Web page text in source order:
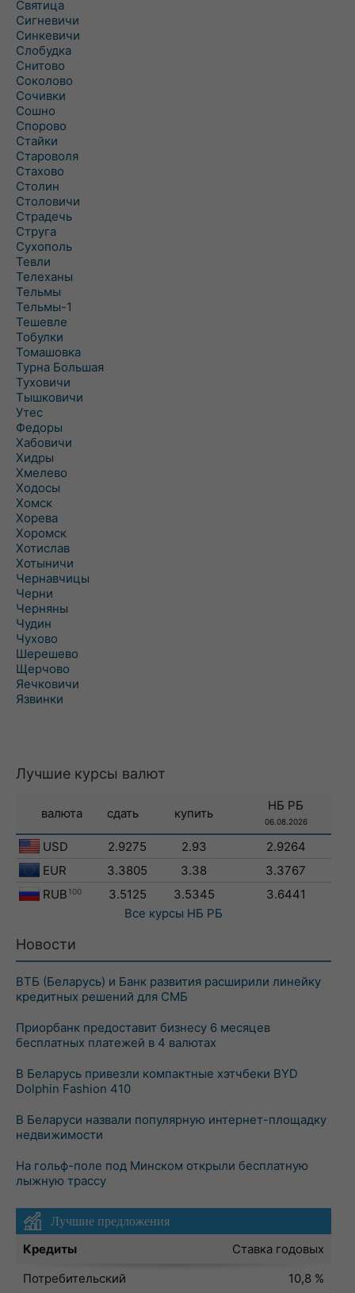
Святица
Сигневичи
Синкевичи
Слобудка
Снитово
Соколово
Сочивки
Сошно
Спорово
Стайки
Староволя
Стахово
Столин
Столовичи
Страдечь
Струга
Сухополь
Тевли
Телеханы
Тельмы
Тельмы-1
Тешевле
Тобулки
Томашовка
Турна Большая
Туховичи
Тышковичи
Утес
Федоры
Хабовичи
Хидры
Хмелево
Ходосы
Хомск
Хорева
Хоромск
Хотислав
Хотыничи
Чернавчицы
Черни
Черняны
Чудин
Чухово
Шерешево
Щерчово
Яечковичи
Язвинки
Лучшие курсы валют
валюта сдать купить
НБ РБ
06.08.2026
USD 2.9275 2.93
2.9264
EUR
3.3805 3.38
3.3767
RUB 100 3.5125 3.5345
3.6441
Все курсы НБ РБ
Новости
ВТБ (Беларусь) и Банк развития расширили линейку
кредитных решений для СМБ
Приорбанк предоставит бизнесу 6 месяцев
бесплатных платежей в 4 валютах
В Беларусь привезли компактные хэтчбеки BYD
Dolphin Fashion 410
В Беларуси назвали популярную интернет-площадку
недвижимости
На гольф-поле под Минском открыли бесплатную
лыжную трассу
Лучшие предложения
Кредиты
Ставка годовых
Потребительский
10,8 %